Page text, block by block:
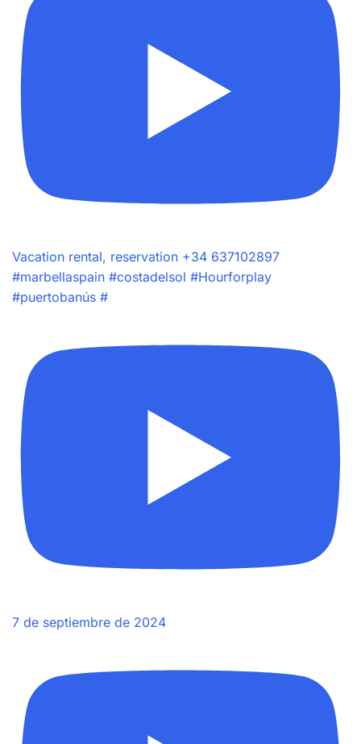
Vacation rental, reservation +34 637102897
#marbellaspain #costadelsol #Hourforplay
#puertobanús #
7 de septiembre de 2024